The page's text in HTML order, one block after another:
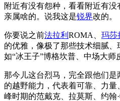
附近有没有怨种，看看附近有
亲属啥的。说我这是锐界改的。
你要说之前法拉利 ROMA、 玛莎
的优雅，像极了那些技术细腻
如“冰王子”博格坎普、中场大师
那今儿这台烈马，完全跟他们
的越野能力，代表着可靠、力
峰时期的范戴克、拉莫斯、约翰·